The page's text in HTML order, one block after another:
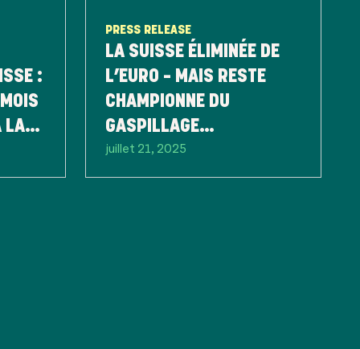
:
LA
PRESS RELEASE
LA SUISSE ÉLIMINÉE DE
L’EURO – MAIS RESTE
CHAMPIONNE DU
GASPILLAGE
ALIMENTAIRE
juillet 21, 2025